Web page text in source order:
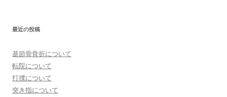
最近の投稿
基節骨骨折について
転院について
打撲について
突き指について